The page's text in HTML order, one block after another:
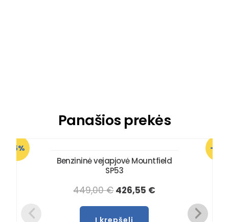
Panašios prekės
-5%
Lizingas 10 mėn.
be pabrangimo
Benzininė vejapjovė Mountfield
SP53
449,00€426,55 €
Į krepšelį
-5%